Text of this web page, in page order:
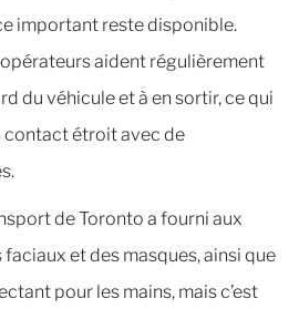
important reste disponible.
aident régulièrement
du véhicule et à en sortir, ce qui
contact étroit avec de
de Toronto a fourni aux
et des masques, ainsi que
pour les mains, mais c’est